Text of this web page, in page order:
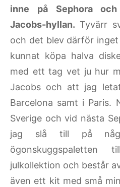
inne på Sephora
Jacobs-hyllan. Tyvärr
och det blev därför
kunnat köpa halva
med ett tag vet ju hur
Jacobs och att jag
Barcelona samt i Paris.
Sverige och vid nästa
jag slå till på
ögonskuggspaletten
julkollektion och består
även ett kit med små